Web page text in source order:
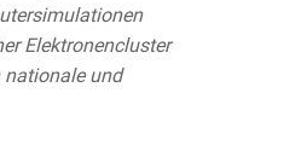
Elektronencluster
nationale und